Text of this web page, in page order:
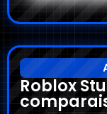
Roblox